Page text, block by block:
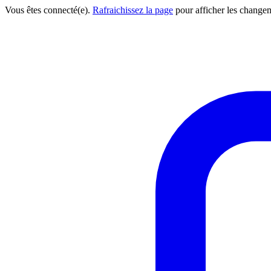
Vous êtes connecté(e). Rafraichissez la page pour afficher les